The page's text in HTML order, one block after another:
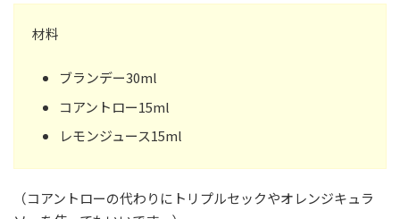
材料
ブランデー30ml
コアントロー15ml
レモンジュース15ml
（コアントローの代わりにトリプルセックやオレンジキュラ